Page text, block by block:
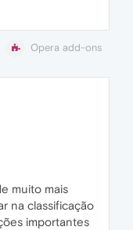
Opera add-ons
muito mais
na classificação
importantes